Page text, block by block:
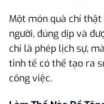
Một món quà chỉ
người, đúng dịp và
chỉ là phép lịch sự,
tinh tế có thể tạo ra
công việc.